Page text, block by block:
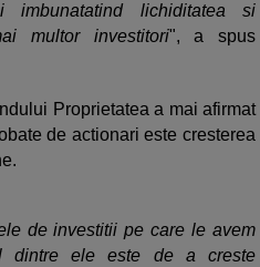
lichiditatea si
multor investitori", a spus
Proprietatea a mai afirmat
de actionari este cresterea
de investitii pe care le avem
dintre ele este de a creste